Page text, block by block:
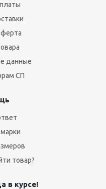
данные
СП
товар?
в курсе!